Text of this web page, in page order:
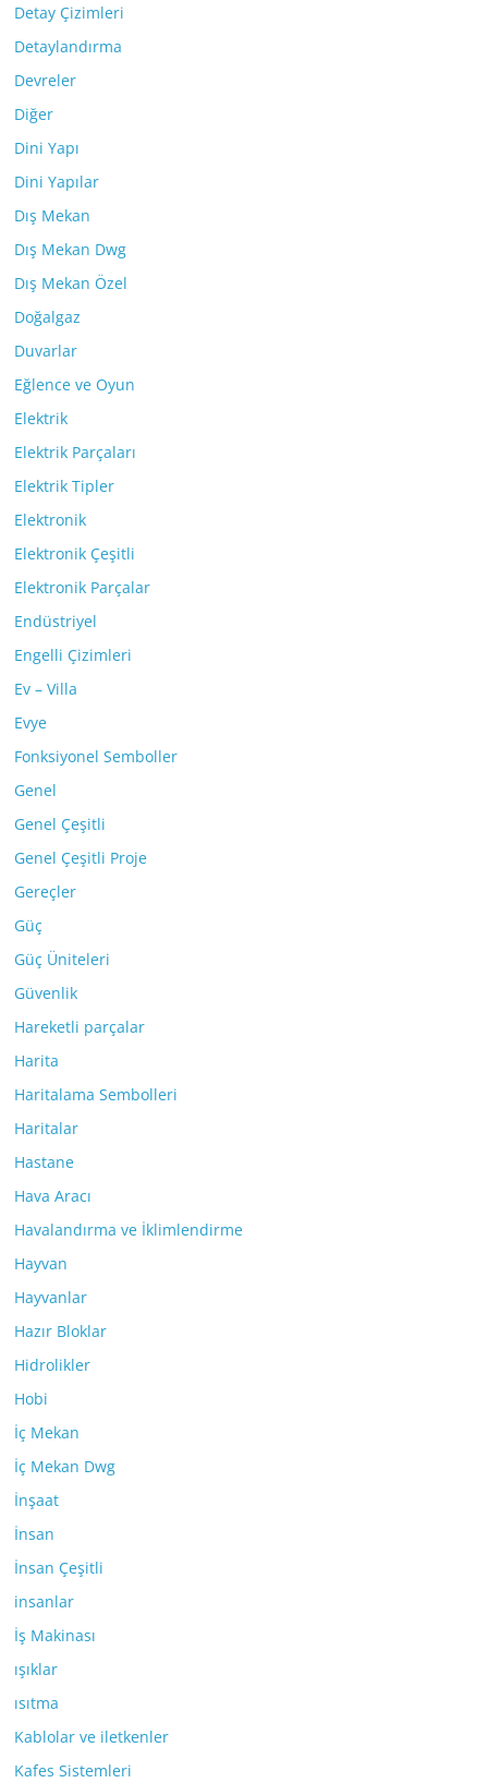
Detay Çizimleri
Detaylandırma
Devreler
Diğer
Dini Yapı
Dini Yapılar
Dış Mekan
Dış Mekan Dwg
Dış Mekan Özel
Doğalgaz
Duvarlar
Eğlence ve Oyun
Elektrik
Elektrik Parçaları
Elektrik Tipler
Elektronik
Elektronik Çeşitli
Elektronik Parçalar
Endüstriyel
Engelli Çizimleri
Ev – Villa
Evye
Fonksiyonel Semboller
Genel
Genel Çeşitli
Genel Çeşitli Proje
Gereçler
Güç
Güç Üniteleri
Güvenlik
Hareketli parçalar
Harita
Haritalama Sembolleri
Haritalar
Hastane
Hava Aracı
Havalandırma ve İklimlendirme
Hayvan
Hayvanlar
Hazır Bloklar
Hidrolikler
Hobi
İç Mekan
İç Mekan Dwg
İnşaat
İnsan
İnsan Çeşitli
insanlar
İş Makinası
ışıklar
ısıtma
Kablolar ve iletkenler
Kafes Sistemleri